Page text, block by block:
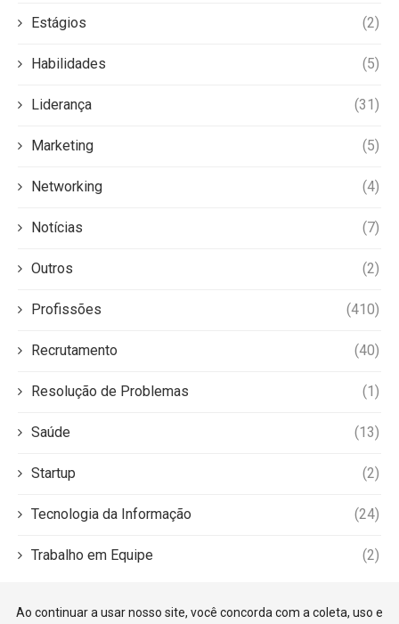
Estágios (2)
Habilidades (5)
Liderança (31)
Marketing (5)
Networking (4)
Notícias (7)
Outros (2)
Profissões (410)
Recrutamento (40)
Resolução de Problemas (1)
Saúde (13)
Startup (2)
Tecnologia da Informação (24)
Trabalho em Equipe (2)
Ao continuar a usar nosso site, você concorda com a coleta, uso e